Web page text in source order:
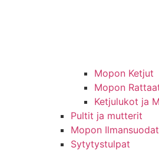
Mopon Ketjut
Mopon
Ketjulukot ja
Pultit ja mutterit
Mopon
Sytytystulpat